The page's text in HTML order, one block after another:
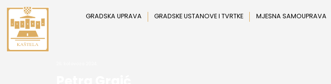
Preskoči
sadržaj
GRADSKA UPRAVA GRADSKE USTANOVE I TVRTKE MJESNA SAMOUPRAVA